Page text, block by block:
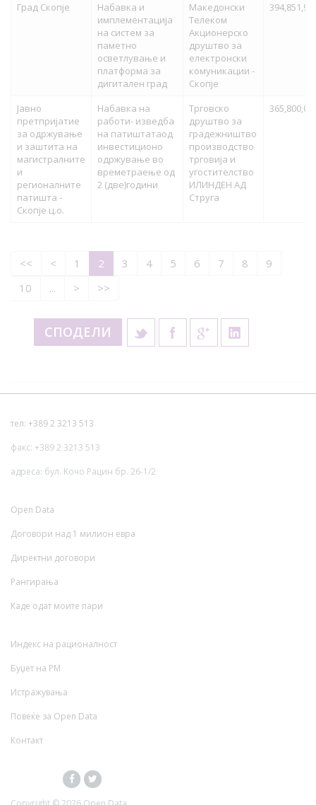
Град Скопје
Набавка и
имплементација
на систем за
паметно
осветлување и
платформа за
дигитален град
Македонски
Телеком
Акционерско
друштво за
електронски
комуникации -
Скопје
Јавно
претпријатие
за одржување
и заштита на
магистралните
и
регионалните
патишта -
Скопје ц.о.
Набавка на
работи- изведба
на патиштатаод
инвестиционо
одржување во
времетраење од
2 (две)години
Трговско
друштво за
градежништво
производство
трговија и
угостителство
ИЛИНДЕН АД
Струга
<< < 1 2 3 4 5 6 7 8
9
10
... > >>
СПОДЕЛИ
тел: +389 2 3213 513
факс: +389 2 3213 513
адреса: бул. Кочо Рацин бр. 26-1/2
Open Data
Договори над 1 милион евра
Директни договори
Рангирања
Каде одат моите пари
Индекс на рационалност
Буџет на РМ
Истражувања
Повеќе за Open Data
Контакт